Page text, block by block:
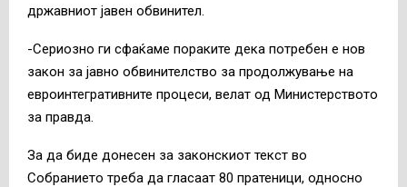
државниот јавен обвинител.
-Сериозно ги сфаќаме пораките дека потребен е нов
закон за јавно обвинителство за продолжување на
евроинтегративните процеси, велат од Министерството
за правда.
За да биде донесен за законскиот текст во
Собранието треба да гласаат 80 пратеници, односно